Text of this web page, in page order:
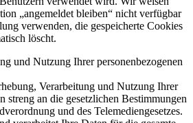
„angemeldet bleiben“ nicht verfügbar
verwenden, die gespeicherte Cookies
löscht.
und Nutzung Ihrer personenbezogenen
Verarbeitung und Nutzung Ihrer
streng an die gesetzlichen Bestimmungen
und des Telemediengesetzes.